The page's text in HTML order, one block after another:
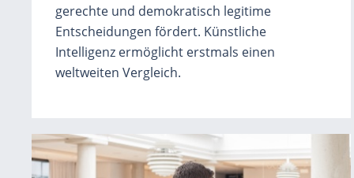
gerechte und demokratisch legitime
Entscheidungen fördert. Künstliche
Intelligenz ermöglicht erstmals einen
weltweiten Vergleich.